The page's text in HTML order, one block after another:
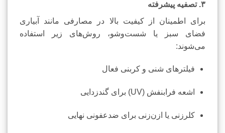
۳. تصفیه پیشرفته
برای اطمینان از کیفیت بالا در مصارفی مانند آبیاری
فضای سبز یا شست‌وشو، روش‌های زیر استفاده
می‌شوند:
فیلترهای شنی و کربنی فعال
اشعه فرابنفش (UV) برای گندزدایی
کلرزنی یا ازن‌زنی برای ضدعفونی نهایی